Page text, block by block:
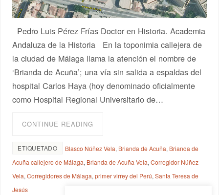
Pedro Luis Pérez Frías Doctor en Historia. Academia
Andaluza de la Historia En la toponimia callejera de
la ciudad de Málaga llama la atención el nombre de
‘Brianda de Acuña’; una vía sin salida a espaldas del
hospital Carlos Haya (hoy denominado oficialmente
como Hospital Regional Universitario de…
CONTINUE READING
ETIQUETADO Blasco Núñez Vela, Brianda de Acuña, Brianda de
Acuña callejero de Málaga, Brianda de Acuña Vela,Corregidor Núñez
Vela,Corregidores de Málaga,primer virrey del Perú,Santa Teresa de
Jesús